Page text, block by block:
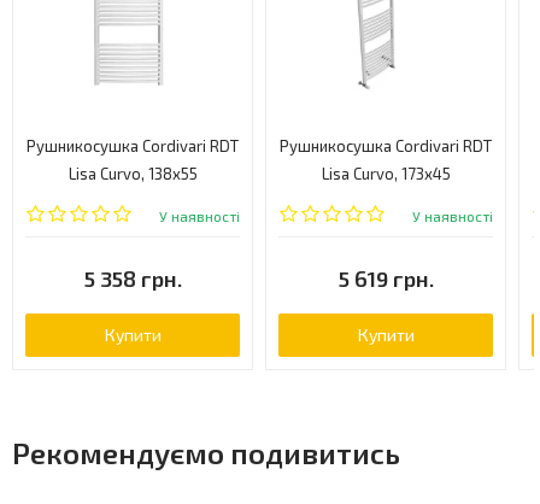
Рушникосушка Cordivari RDT
Lisa Curvo, 138x55
(3551646101051)
У наявності
5 358 грн.
Купити
Рушникосушка Cordivari RDT
Lisa Curvo, 173x45
(3551646101053)
У наявності
5 619 грн.
Купити
Рекомендуємо подивитись